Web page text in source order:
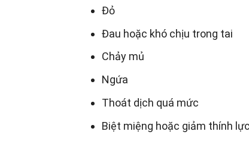
Đỏ
Đau hoặc khó chịu trong tai
Chảy mủ
Ngứa
Thoát dịch quá mức
Biệt miệng hoặc giảm thính lực